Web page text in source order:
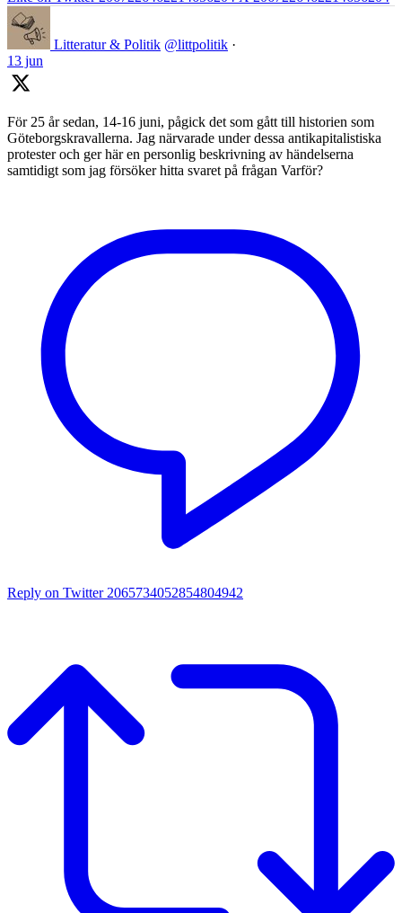
Litteratur & Politik @littpolitik ·
13 jun
För 25 år sedan, 14-16 juni, pågick det som gått till historien som
Göteborgskravallerna. Jag närvarade under dessa antikapitalistiska
protester och ger här en personlig beskrivning av händelserna
samtidigt som jag försöker hitta svaret på frågan Varför?
Reply on Twitter 2065734052854804942